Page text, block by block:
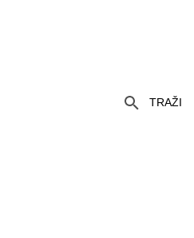
TRAŽI